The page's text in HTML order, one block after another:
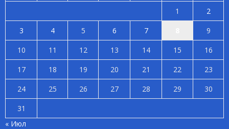
1
2
3
4 5 6 7
9
10
11 12 13 14 15
16
17
18 19 20 21 22
23
24
25 26 27 28 29
30
31
« Июл